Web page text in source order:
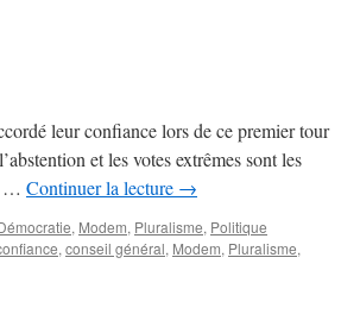
leur confiance lors de ce premier tour
et les votes extrêmes sont les
… Continuer la lecture →
, Modem, Pluralisme, Politique
, conseil général, Modem, Pluralisme,